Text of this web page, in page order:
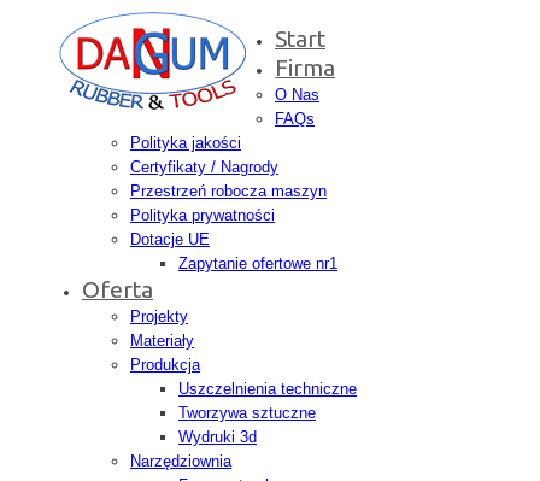
Start
Firma
O Nas
FAQs
Polityka jakości
Certyfikaty / Nagrody
Przestrzeń robocza maszyn
Polityka prywatności
Dotacje UE
Zapytanie ofertowe nr1
Oferta
Projekty
Materiały
Produkcja
Uszczelnienia techniczne
Tworzywa sztuczne
Wydruki 3d
Narzędziownia